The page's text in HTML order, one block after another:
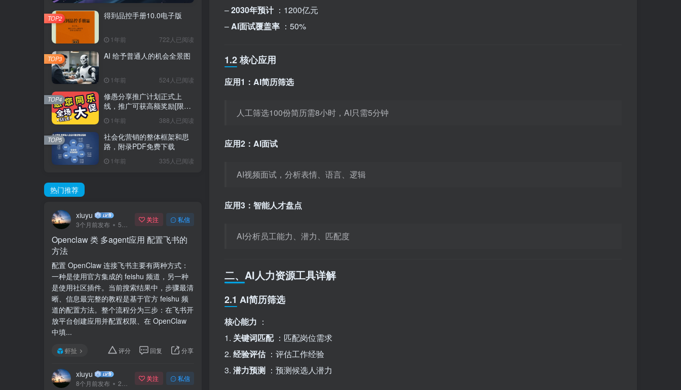
–2030年预计 ：1200亿元
–AI面试覆盖率 ：50%
1.2 核心应用
应用1：AI简历筛选
人工筛选100份简历需8小时，AI只需5分钟
应用2：AI面试
AI视频面试，分析表情、语言、逻辑
应用3：智能人才盘点
AI分析员工能力、潜力、匹配度
二、AI人力资源工具详解
2.1 AI简历筛选
核心能力 ：
1. 关键词匹配 ：匹配岗位需求
2. 经验评估 ：评估工作经验
3. 潜力预测 ：预测候选人潜力
得到品控手册10.0电子版
1年前 722人已阅读
TOP2
AI 给予普通人的机会全景图
1年前 524人已阅读
TOP3
修愚分享推广计划正式上
线，推广可获高额奖励[限时
1年前 388人已阅读
TOP4
社会化营销的整体框架和思
路，附录PDF免费下载
1年前 335人已阅读
TOP5
热门推荐
xiuyu
3个月前发布 57次阅读
关注 私信
Openclaw 类 多agent应用 配置飞书的
方法
配置 OpenClaw 连接飞书主要有两种方式：
一种是使用官方集成的 feishu 频道，另一种
是使用社区插件。当前搜索结果中，步骤最清
晰、信息最完整的教程是基于官方 feishu 频
道的配置方法。整个流程分为三步：在飞书开
放平台创建应用并配置权限、在 OpenClaw
中填...
虾扯 评分 回复 分享
xiuyu
8个月前发布 240次阅读
关注 私信